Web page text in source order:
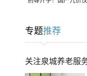
紧打
专题推荐
关注泉城养老服